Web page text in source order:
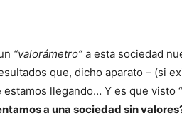
“valorámetro” a esta sociedad
que, dicho aparato – (si
estamos llegando… Y es que visto
a una sociedad sin